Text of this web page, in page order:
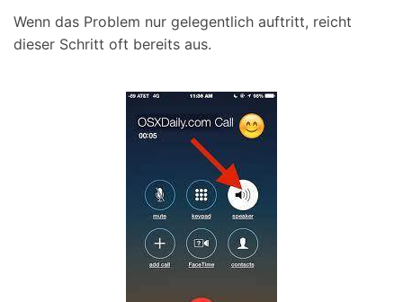
Wenn das Problem nur gelegentlich auftritt, reicht
dieser Schritt oft bereits aus.